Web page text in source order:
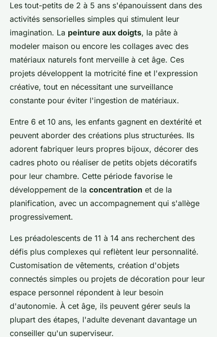
Les tout-petits de 2 à 5 ans s'épanouissent dans des
activités sensorielles simples qui stimulent leur
imagination. La peinture aux doigts, la pâte à
modeler maison ou encore les collages avec des
matériaux naturels font merveille à cet âge. Ces
projets développent la motricité fine et l'expression
créative, tout en nécessitant une surveillance
constante pour éviter l'ingestion de matériaux.
Entre 6 et 10 ans, les enfants gagnent en dextérité et
peuvent aborder des créations plus structurées. Ils
adorent fabriquer leurs propres bijoux, décorer des
cadres photo ou réaliser de petits objets décoratifs
pour leur chambre. Cette période favorise le
développement de la concentration et de la
planification, avec un accompagnement qui s'allège
progressivement.
Les préadolescents de 11 à 14 ans recherchent des
défis plus complexes qui reflètent leur personnalité.
Customisation de vêtements, création d'objets
connectés simples ou projets de décoration pour leur
espace personnel répondent à leur besoin
d'autonomie. À cet âge, ils peuvent gérer seuls la
plupart des étapes, l'adulte devenant davantage un
conseiller qu'un superviseur.